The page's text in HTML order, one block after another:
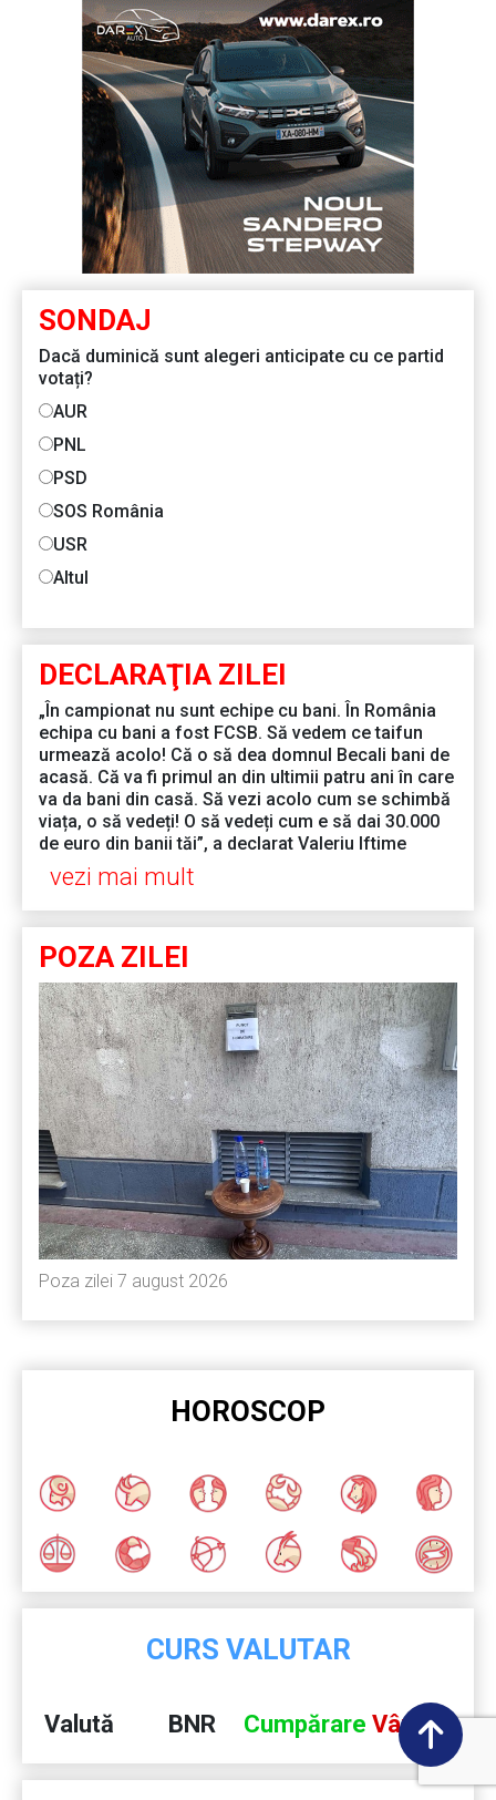
SONDAJ
Dacă duminică sunt alegeri anticipate cu ce partid
votați?
AUR
PNL
PSD
SOS România
USR
Altul
DECLARAŢIA ZILEI
„În campionat nu sunt echipe cu bani. În România
echipa cu bani a fost FCSB. Să vedem ce taifun
urmează acolo! Că o să dea domnul Becali bani de
acasă. Că va fi primul an din ultimii patru ani în care
va da bani din casă. Să vezi acolo cum se schimbă
viața, o să vedeți! O să vedeți cum e să dai 30.000
de euro din banii tăi”, a declarat Valeriu Iftime
vezi mai mult
POZA ZILEI
Poza zilei 7 august 2026
HOROSCOP
CURS VALUTAR
Valută BNR Cumpărare Vânzare